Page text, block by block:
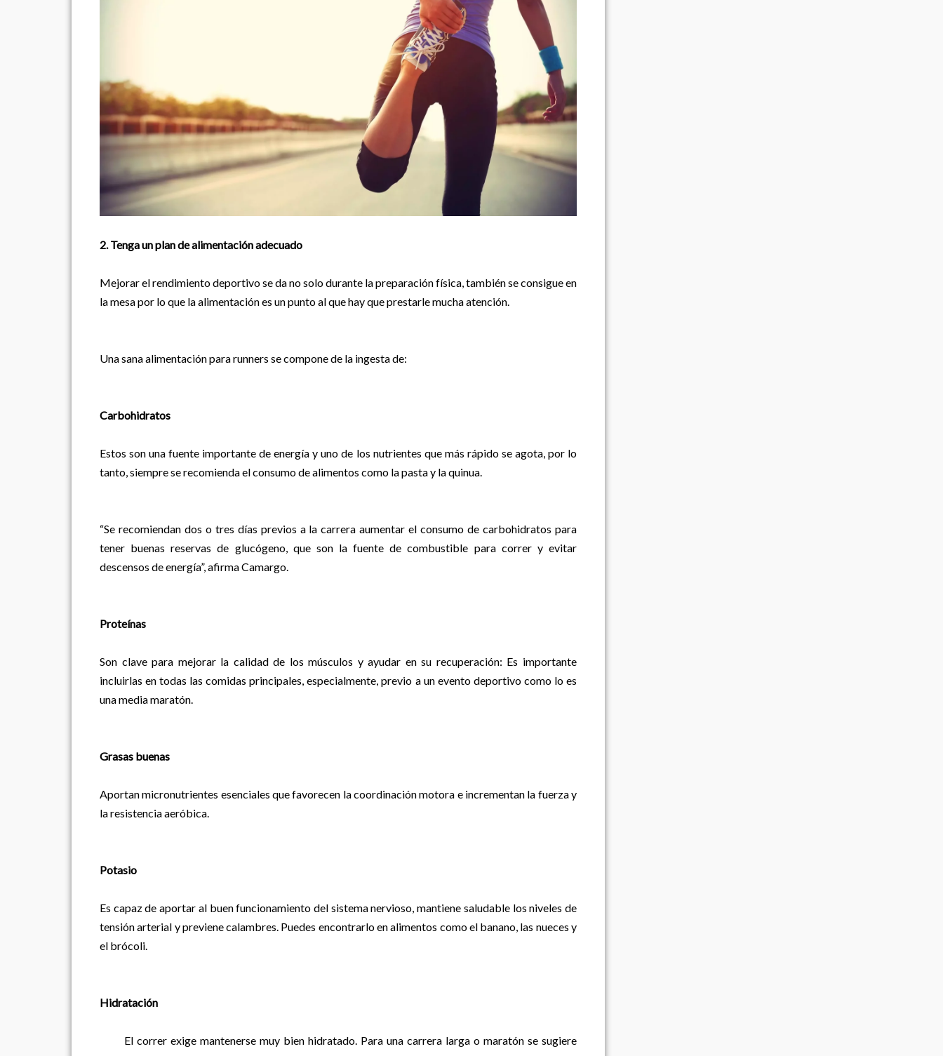
2. Tenga un plan de alimentación adecuado
Mejorar el rendimiento deportivo se da no solo durante la preparación física, también se consigue en
la mesa por lo que la alimentación es un punto al que hay que prestarle mucha atención.
Una sana alimentación para runners se compone de la ingesta de:
Carbohidratos
Estos son una fuente importante de energía y uno de los nutrientes que más rápido se agota, por lo
tanto, siempre se recomienda el consumo de alimentos como la pasta y la quinua.
“Se recomiendan dos o tres días previos a la carrera aumentar el consumo de carbohidratos para
tener buenas reservas de glucógeno, que son la fuente de combustible para correr y evitar
descensos de energía”, afirma Camargo.
Proteínas
Son clave para mejorar la calidad de los músculos y ayudar en su recuperación: Es importante
incluirlas en todas las comidas principales, especialmente, previo a un evento deportivo como lo es
una media maratón.
Grasas buenas
Aportan micronutrientes esenciales que favorecen la coordinación motora e incrementan la fuerza y
la resistencia aeróbica.
Potasio
Es capaz de aportar al buen funcionamiento del sistema nervioso, mantiene saludable los niveles de
tensión arterial y previene calambres. Puedes encontrarlo en alimentos como el banano, las nueces y
el brócoli.
Hidratación
El correr exige mantenerse muy bien hidratado. Para una carrera larga o maratón se sugiere